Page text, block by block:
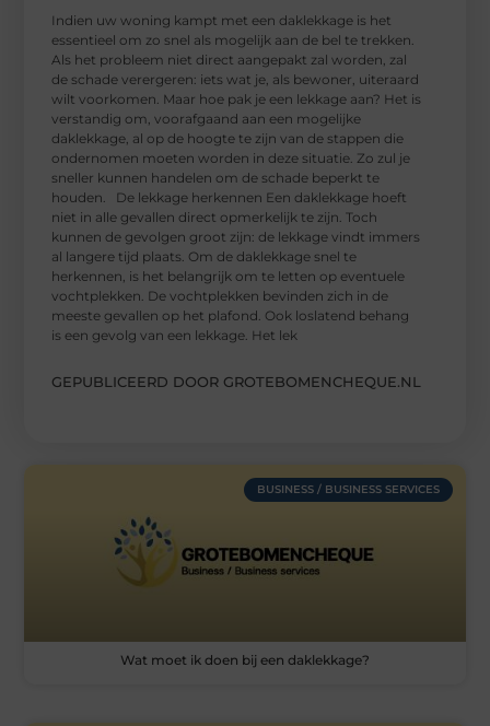
Indien uw woning kampt met een daklekkage is het
essentieel om zo snel als mogelijk aan de bel te trekken.
Als het probleem niet direct aangepakt zal worden, zal
de schade verergeren: iets wat je, als bewoner, uiteraard
wilt voorkomen. Maar hoe pak je een lekkage aan? Het is
verstandig om, voorafgaand aan een mogelijke
daklekkage, al op de hoogte te zijn van de stappen die
ondernomen moeten worden in deze situatie. Zo zul je
sneller kunnen handelen om de schade beperkt te
houden. De lekkage herkennen Een daklekkage hoeft
niet in alle gevallen direct opmerkelijk te zijn. Toch
kunnen de gevolgen groot zijn: de lekkage vindt immers
al langere tijd plaats. Om de daklekkage snel te
herkennen, is het belangrijk om te letten op eventuele
vochtplekken. De vochtplekken bevinden zich in de
meeste gevallen op het plafond. Ook loslatend behang
is een gevolg van een lekkage. Het lek
GEPUBLICEERD DOOR GROTEBOMENCHEQUE.NL
BUSINESS / BUSINESS SERVICES
Wat moet ik doen bij een daklekkage?